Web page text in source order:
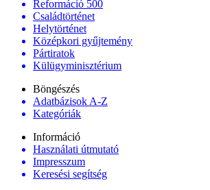
Reformáció 500
Családtörténet
Helytörténet
Középkori gyűjtemény
Pártiratok
Külügyminisztérium
Böngészés
Adatbázisok A-Z
Kategóriák
Információ
Használati útmutató
Impresszum
Keresési segítség